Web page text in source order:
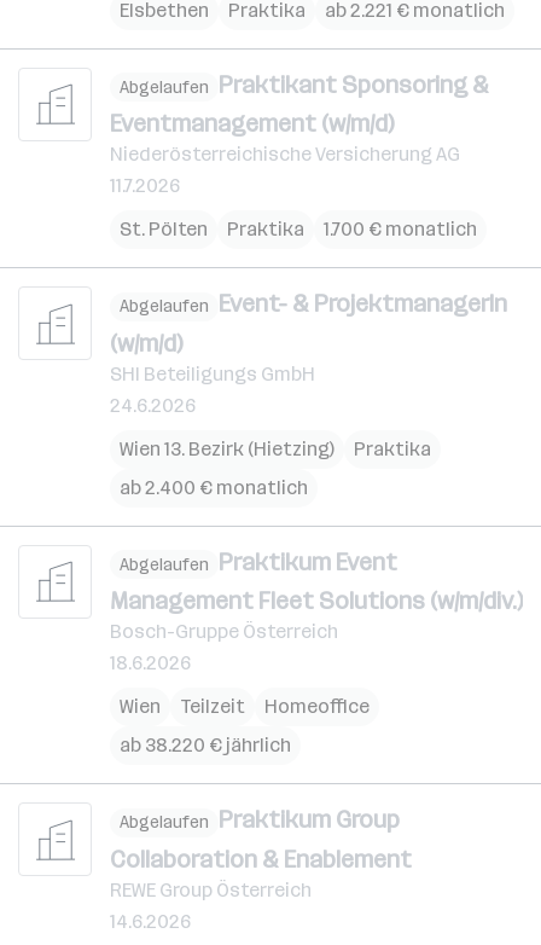
Elsbethen
Praktika ab 2.221 € monatlich
Abgelaufen Praktikant Sponsoring &
Eventmanagement (w/m/d)
Niederösterreichische Versicherung AG
11.7.2026
St. Pölten
Praktika 1.700 € monatlich
Abgelaufen Event- & ProjektmanagerIn
(w/m/d)
SHI Beteiligungs GmbH
24.6.2026
Wien 13. Bezirk (Hietzing)
Praktika
ab 2.400 € monatlich
Abgelaufen Praktikum Event
Management Fleet Solutions (w/m/div.)
Bosch-Gruppe Österreich
18.6.2026
Wien
Teilzeit
Homeoffice
ab 38.220 € jährlich
Abgelaufen Praktikum Group
Collaboration & Enablement
REWE Group Österreich
14.6.2026